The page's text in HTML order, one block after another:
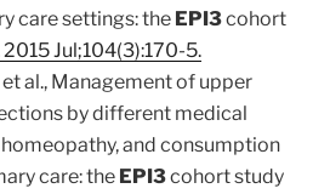
care settings: the EPI3cohort
Jul;104(3):170-5.
al., Management of upper
by different medical
and consumption
care: the EPI3cohort study